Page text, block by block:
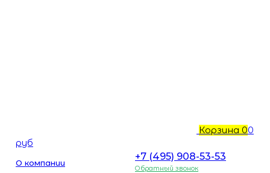
Корзина 00
руб
О компании
+7 (495) 908-53-53
Обратный звонок